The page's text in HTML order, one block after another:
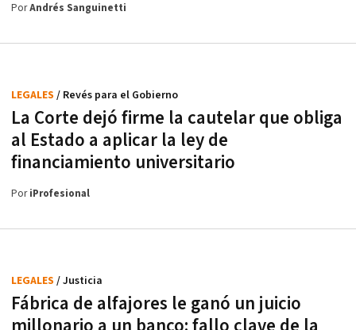
PorAndrés Sanguinetti
La Corte dejó firme la cautelar que obliga
al Estado a aplicar la ley de
financiamiento universitario
LEGALES / Revés para el Gobierno
PoriProfesional
Fábrica de alfajores le ganó un juicio
LEGALES / Justicia